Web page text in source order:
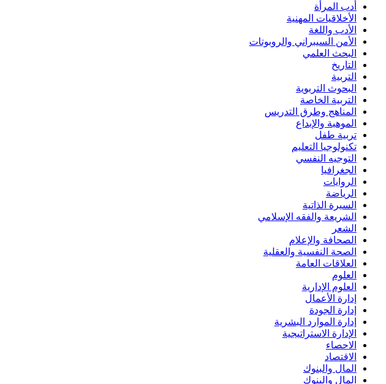
أدب المرأة
الأخلاقيات المهنية
الأدب واللغة
الأمن السيبراني والروبوتات
البحث العلمي
التاريخ
التربية
البحوث التربوية
التربية الخاصة
المناهج وطرق التدريس
الموهبة والإبداع
تربية طفل
تكنولوجيا التعليم
التوجيه النفسي
الجغرافيا
الروايات
الرياضة
السيرة الذاتية
الشريعة والفقه الإسلامي
الشعر
الصحافة والإعلام
الصحة النفسية والعقلية
العلاقات العامة
العلوم
العلوم الإدارية
إدارة الأعمال
إدارة الجودة
إدارة الموارد البشرية
الإدارة الاستراتيجية
الاحصاء
الاقتصاد
المال والبنوك
المال والبنوك